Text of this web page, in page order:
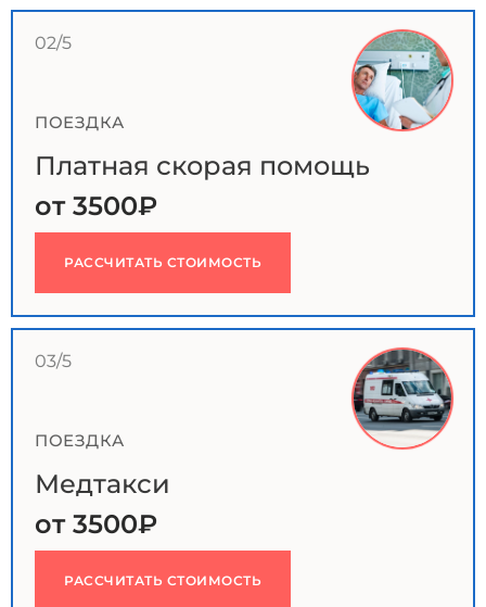
02/5
ПОЕЗДКА
Платная скорая помощь
от 3500₽
РАССЧИТАТЬ СТОИМОСТЬ
03/5
ПОЕЗДКА
Медтакси
от 3500₽
РАССЧИТАТЬ СТОИМОСТЬ